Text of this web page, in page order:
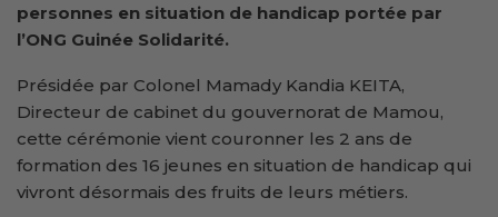
personnes en situation de handicap portée par
l’ONG Guinée Solidarité.
Présidée par Colonel Mamady Kandia KEITA,
Directeur de cabinet du gouvernorat de Mamou,
cette cérémonie vient couronner les 2 ans de
formation des 16 jeunes en situation de handicap qui
vivront désormais des fruits de leurs métiers.